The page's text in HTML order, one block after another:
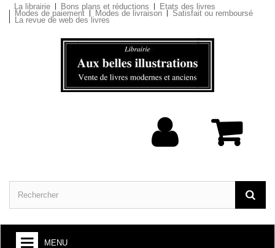
La librairie Bons plans et réductions Etats des livres
Modes de paiement Modes de livraison Satisfait ou remboursé
La revue de web des livres
MENU